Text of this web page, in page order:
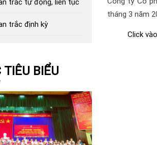
trắc định kỳ
BIỂU
tháng 3 năm
Click